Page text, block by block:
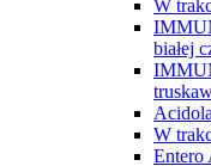
W
białej
W
Entero